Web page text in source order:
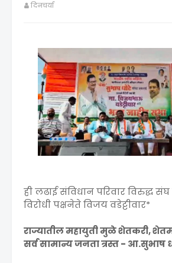
दिनचर्या
ही लढाई संविधान परिवार विरुद्ध
विरोधी पक्षनेते विजय वडेट्टीवार*
राज्यातील महायुती मुळे शेतकरी,
सर्व सामान्य जनता त्रस्त - आ.सुभाष